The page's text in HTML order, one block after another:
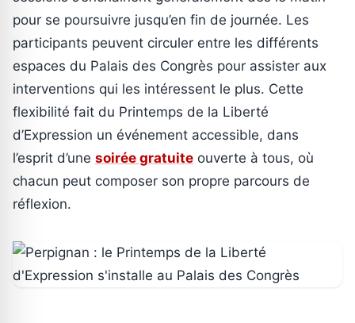
pour se poursuivre jusqu’en fin de journée. Les
participants peuvent circuler entre les différents
espaces du Palais des Congrès pour assister aux
interventions qui les intéressent le plus. Cette
flexibilité fait du Printemps de la Liberté
d’Expression un événement accessible, dans
l’esprit d’une soirée gratuite ouverte à tous, où
chacun peut composer son propre parcours de
réflexion.